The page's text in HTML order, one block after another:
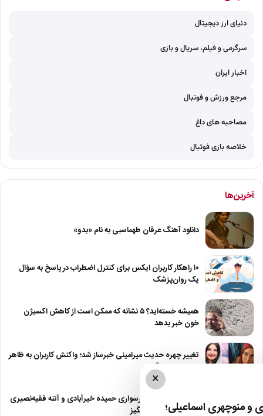
دنیای ارز دیجیتال
سرگرمی و فیلم، سریال و بازی
اخبار ایران
مرجع ورزش و فوتبال
مصاحبه های داغ
خلاصه بازی فوتبال
آخرین‌ها
دانلود آهنگ عرفان طهماسبی به نام «بدو»
۱۰ راهکار کاربران ایکس برای کنترل اضطراب در پاسخ به سؤال
یک روان‌پزشک
همیشه خسته‌اید؟ ۵ نشانه که ممکن است از کاهش اکسیژن
خون خبر بدهد
تغییر چهره حدیث میرامینی خبرساز شد؛ واکنش کاربران به ظاهر
جدید این بازیگر
تصویر جالب از موتورسواری حمیده خیرآبادی و آتنه فقیه‌نصیری
در یک فیلم خاطره‌انگیز
×
منوچهری اسماعیلی؛